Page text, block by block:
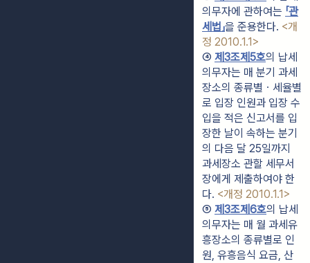
의무자에 관하여는 「관
세법」을 준용한다. <개
정 2010.1.1>
④ 제3조제5호의 납세
의무자는 매 분기 과세
장소의 종류별ㆍ세율별
로 입장 인원과 입장 수
입을 적은 신고서를 입
장한 날이 속하는 분기
의 다음 달 25일까지
과세장소 관할 세무서
장에게 제출하여야 한
다. <개정 2010.1.1>
⑤ 제3조제6호의 납세
의무자는 매 월 과세유
흥장소의 종류별로 인
원, 유흥음식 요금, 산